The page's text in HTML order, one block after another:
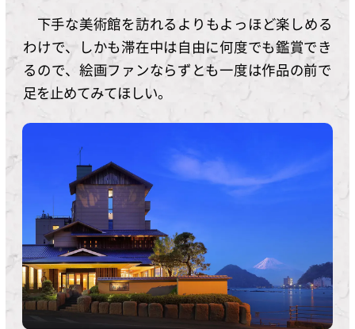
下手な美術館を訪れるよりもよっほど楽しめる
わけで、しかも滞在中は自由に何度でも鑑賞でき
るので、絵画ファンならずとも一度は作品の前で
足を止めてみてほしい。